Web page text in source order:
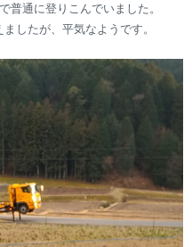
普通に登りこんでいました。
したが、平気なようです。